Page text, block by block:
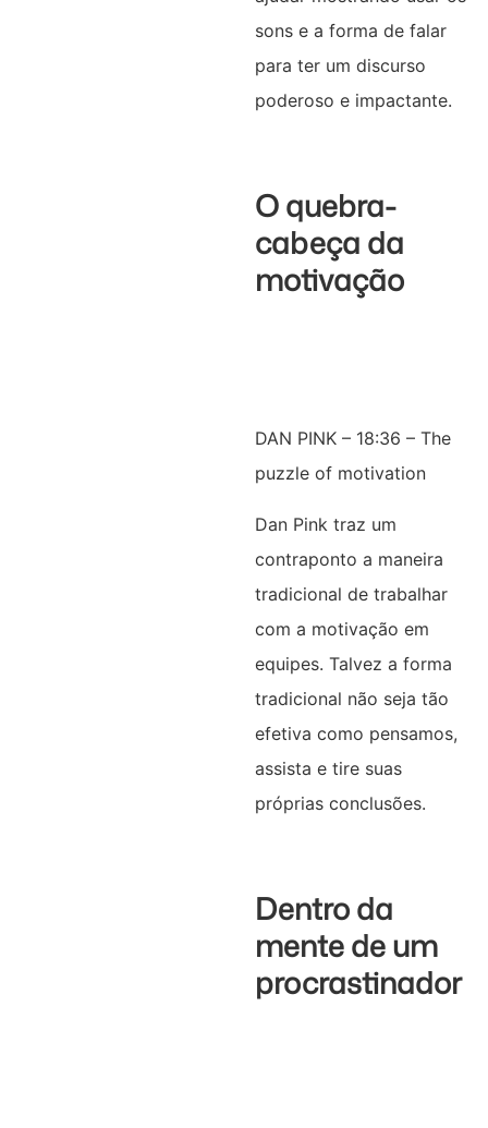
sons e a forma de falar
para ter um discurso
poderoso e impactante.
O quebra-
cabeça da
motivação
DAN PINK – 18:36 – The
puzzle of motivation
Dan Pink traz um
contraponto a maneira
tradicional de trabalhar
com a motivação em
equipes. Talvez a forma
tradicional não seja tão
efetiva como pensamos,
assista e tire suas
próprias conclusões.
Dentro da
mente de um
procrastinador